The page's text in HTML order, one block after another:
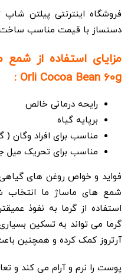
فروشگاه اینترنتی پیلتن
دستساز با قیمت مناسب
مزایای استفاده از شمع
Orli Cocoa Bean 60g :
رایحه درمانی خالص
برپایه گیاه
مناسب برای افراد وگان (
مناسب برای تحریک میل
فواید و خواص روغن های
شمع های ماساژ ما انتخاب
استفاده از گرما به نفوذ
گرما می تواند به تسکین
آرتروز کمک کرده و همچنین
پوست را نرم و آرام می کند و